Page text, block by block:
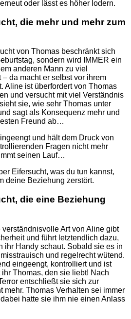
oder lässt es höher lodern.
die mehr und mehr zum
von Thomas beschränkt sich
sondern wird IMMER ein
anderen Mann zu viel
da macht er selbst vor ihrem
Aline ist überfordert von Thomas
und versucht mit viel Verständnis
sie, wie sehr Thomas unter
sagt als Konsequenz mehr und
Freund ab…
und hält dem Druck von
Fragen nicht mehr
seinen Lauf…
Eifersucht, was du tun kannst,
deine Beziehung zerstört.
die eine Beziehung
Art von Aline gibt
und führt letztendlich dazu,
ihr Handy schaut. Sobald sie es in
und regelrecht wütend.
eingeengt, kontrolliert und ist
Thomas, den sie liebt! Nach
entschließt sie sich zur
mehr. Thomas Verhalten sei immer
hatte sie ihm nie einen Anlass